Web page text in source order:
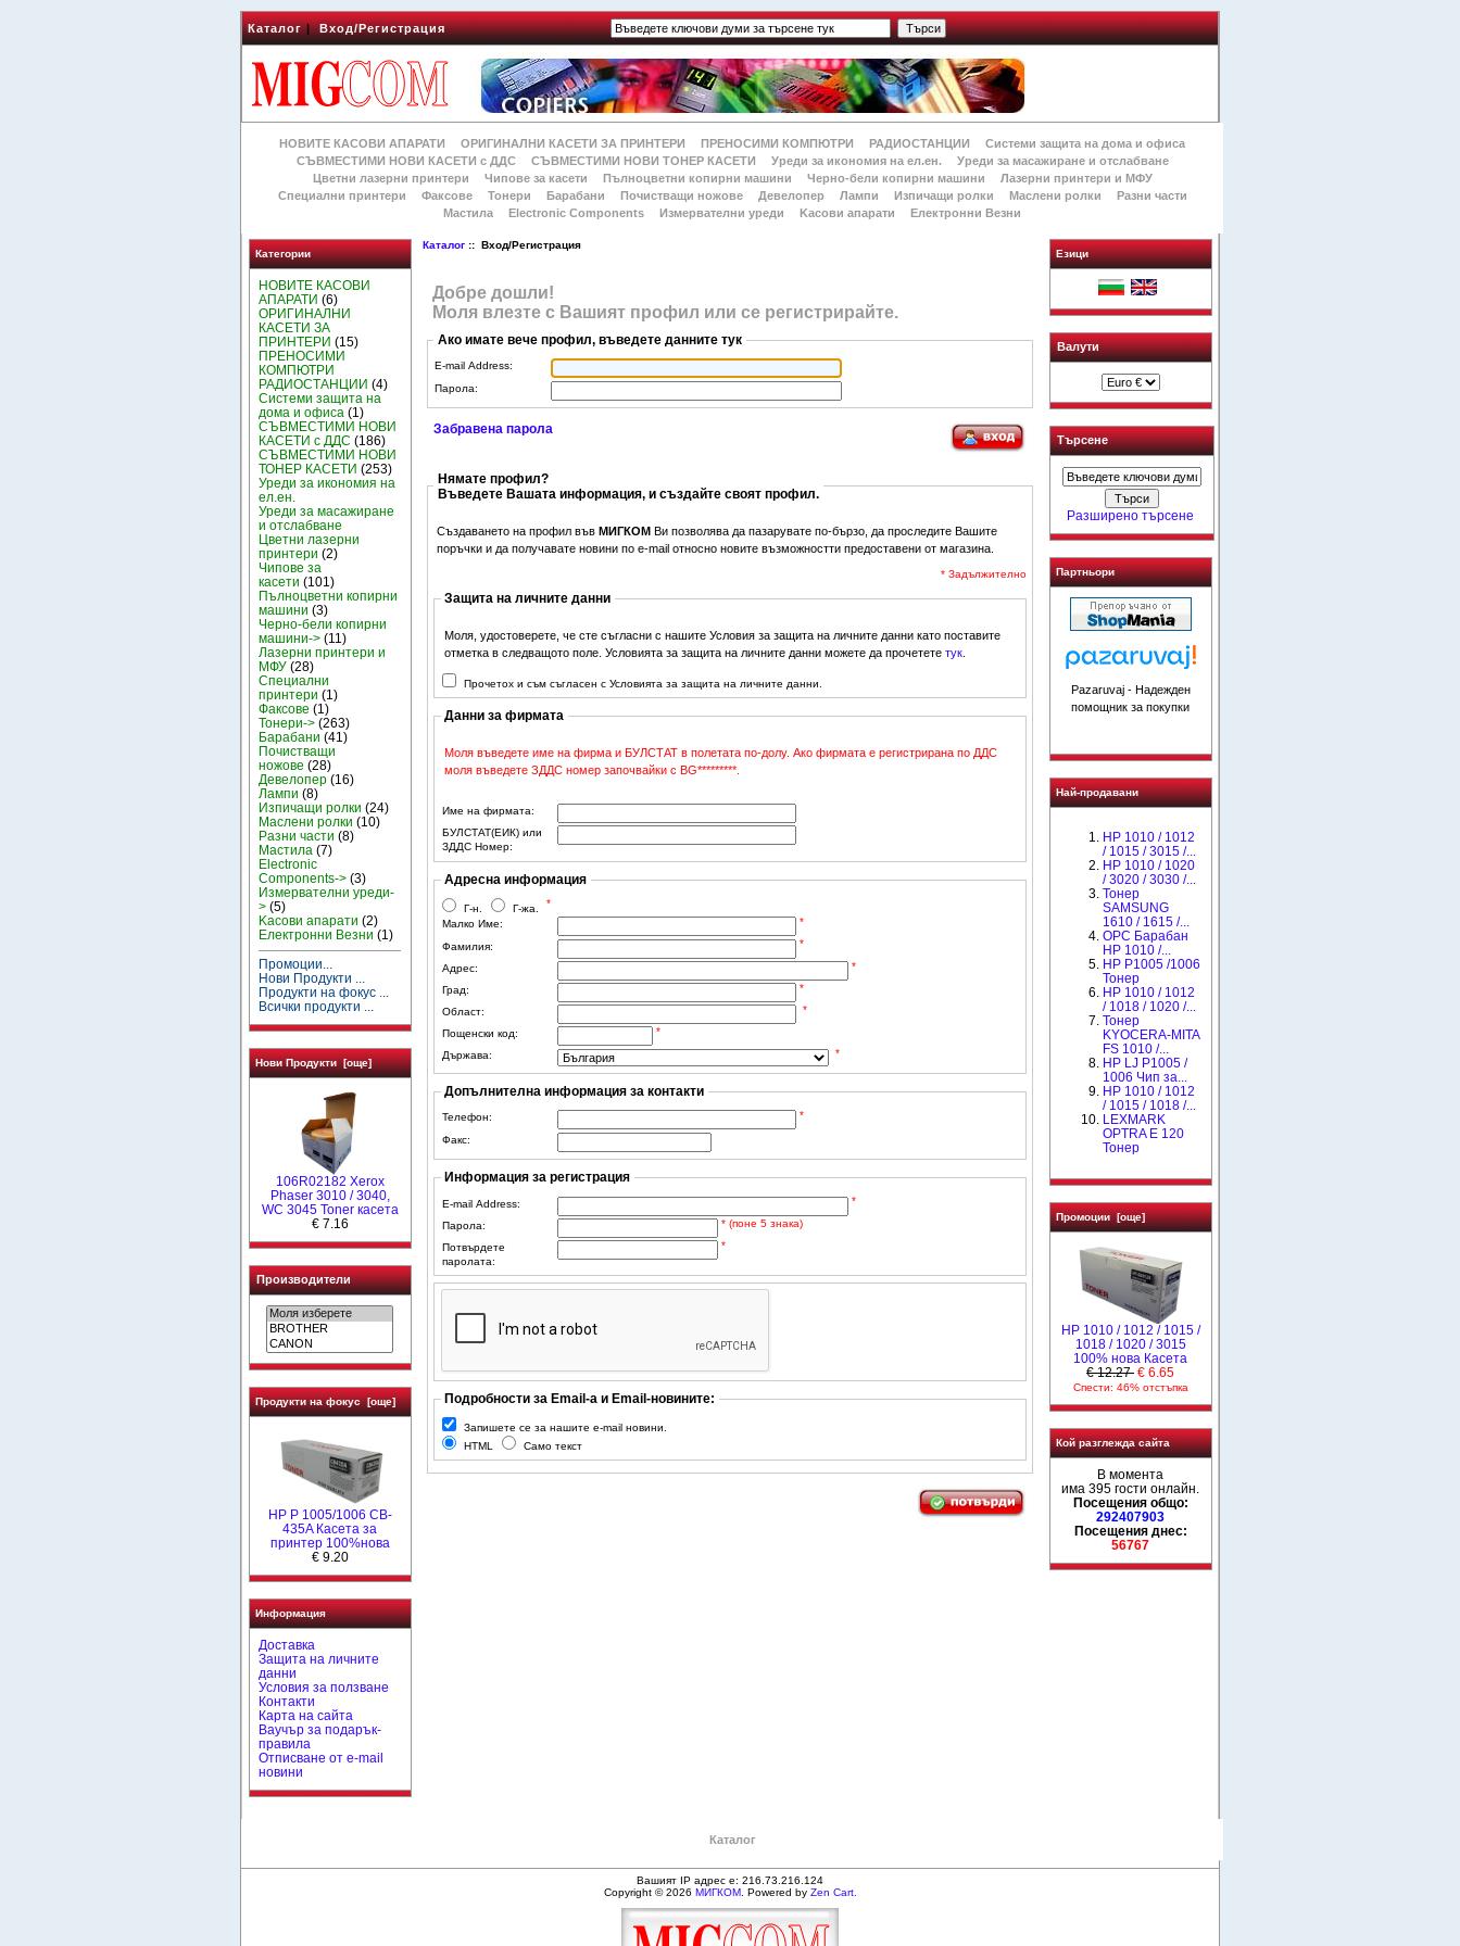
Каталог|Вход/Регистрация
НОВИТЕ КАСОВИ АПАРАТИ ОРИГИНАЛНИ КАСЕТИ ЗА ПРИНТЕРИ ПРЕНОСИМИ КОМПЮТРИ РАДИОСТАНЦИИ
Системи защита на дома и офиса
СЪВМЕСТИМИ НОВИ КАСЕТИ с ДДС
СЪВМЕСТИМИ НОВИ ТОНЕР КАСЕТИ Уреди за икономия на ел.ен.
Уреди за масажиране и отслабване
Цветни лазерни принтери
Чипове за касети Пълноцветни копирни машини Черно-бели копирни машини
Лазерни принтери и МФУ
Специални принтери
Факсове Тонери Барабани Почистващи ножове Девелопер Лампи Изпичащи ролки Маслени ролки
Разни части
Мастила
Electronic Components Измервателни уреди Kасови апарати Електронни Везни
Категории
НОВИТЕ КАСОВИ
АПАРАТИ (6)
ОРИГИНАЛНИ
КАСЕТИ ЗА
ПРИНТЕРИ (15)
ПРЕНОСИМИ
КОМПЮТРИ
РАДИОСТАНЦИИ (4)
Системи защита на
дома и офиса (1)
СЪВМЕСТИМИ НОВИ
КАСЕТИ с ДДС (186)
СЪВМЕСТИМИ НОВИ
ТОНЕР КАСЕТИ (253)
Уреди за икономия на
ел.ен.
Уреди за масажиране
и отслабване
Цветни лазерни
принтери (2)
Чипове за
касети (101)
Пълноцветни копирни
машини (3)
Черно-бели копирни
машини-> (11)
Лазерни принтери и
МФУ (28)
Специални
принтери (1)
Факсове (1)
Тонери-> (263)
Барабани (41)
Почистващи
ножове (28)
Девелопер (16)
Лампи (8)
Изпичащи ролки (24)
Маслени ролки (10)
Разни части (8)
Мастила (7)
Electronic
Components-> (3)
Измервателни уреди-
> (5)
Kасови апарати (2)
Електронни Везни (1)
Промоции...
Нови Продукти ...
Продукти на фокус ...
Всички продукти ...
Нови Продукти [още]
106R02182 Xerox
Phaser 3010 / 3040,
WC 3045 Toner касета
€ 7.16
Производители
Продукти на фокус [още]
HP P 1005/1006 CB-
435A Касета за
принтер 100%нова
€ 9.20
Информация
Доставка
Защита на личните
данни
Условия за ползване
Контакти
Карта на сайта
Ваучър за подарък-
правила
Отписване от e-mail
новини
Каталог :: Вход/Регистрация
Добре дошли!
Моля влезте с Вашият профил или се регистрирайте.
Ако имате вече профил, въведете данните тук
E-mail Address:
Парола:
Забравена парола
Нямате профил?
Въведете Вашата информация, и създайте своят профил.
Създаването на профил въвМИГКОМ Ви позволява да пазарувате по-бързо, да проследите Вашите
поръчки и да получавате новини по e-mail относно новите възможностти предоставени от магазина.
* Задължително
Защита на личните данни
Моля, удостоверете, че сте съгласни с нашите Условия за защита на личните данни като поставите
отметка в следващото поле. Условията за защита на личните данни можете да прочетете тук.
Прочетох и съм съгласен с Условията за защита на личните данни.
Данни за фирмата
Моля въведете име на фирма и БУЛСТАТ в полетата по-долу. Ако фирмата е регистрирана по ДДС
моля въведете ЗДДС номер започвайки с BG*********.
Име на фирмата:
БУЛСТАТ(ЕИК) или
ЗДДС Номер:
Адресна информация
Г-н. Г-жа.
*
Малко Име:
*
Фамилия: *
Адрес: *
Град: *
Област: *
Пощенски код: *
Държава: *
Допълнителна информация за контакти
Телефон: *
Факс:
Информация за регистрация
E-mail Address: *
Парола: * (поне 5 знака)
Потвърдете
паролата:
*
Подробности за Email-а и Email-новините:
Запишете се за нашите e-mail новини.
HTML
Само текст
Езици
Валути
Търсене
Разширено търсене
Партньори
Pazaruvaj - Надежден
помощник за покупки
Най-продавани
HP 1010 / 1012
/ 1015 / 3015 /...
HP 1010 / 1020
/ 3020 / 3030 /...
Тонер
SAMSUNG
1610 / 1615 /...
OPC Барабан
НР 1010 /...
HP P1005 /1006
Тонер
HP 1010 / 1012
/ 1018 / 1020 /...
Тонер
KYOCERA-MITA
FS 1010 /...
HP LJ P1005 /
1006 Чип за...
НР 1010 / 1012
/ 1015 / 1018 /...
LEXMARK
OPTRA E 120
Тонер
Промоции [още]
НР 1010 / 1012 / 1015 /
1018 / 1020 / 3015
100% нова Касета
€ 12.27 € 6.65
Спести: 46% отстъпка
Кой разглежда сайта
В момента
има 395 гости онлайн.
Посещения общо:
292407903
Посещения днес:
56767
Каталог
Вашият IP адрес е: 216.73.216.124
Copyright © 2026 МИГКОМ. Powered by Zen Cart.